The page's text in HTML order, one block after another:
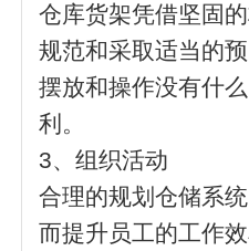
仓库货架凭借坚固
规范和采取适当的
摆放和操作没有什
利。
3、组织活动
合理的规划仓储系
而提升员工的工作